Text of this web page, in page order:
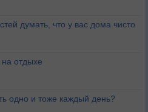
думать, что у вас дома чисто
на отдыхе
одно и тоже каждый день?